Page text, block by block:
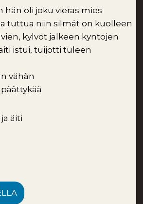
hän oli joku vieras mies
tuttua niin silmät on kuolleen
kylvöt jälkeen kyntöjen
istui, tuijotti tuleen
vähän
äiti